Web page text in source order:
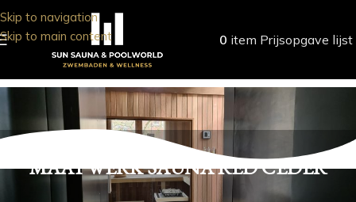
Skip to navigation
Skip to main content
0 item Prijsopgave lijst
MAATWERK SAUNA RED CEDER